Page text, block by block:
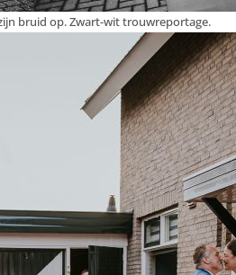
bruid op. Zwart-wit trouwreportage.